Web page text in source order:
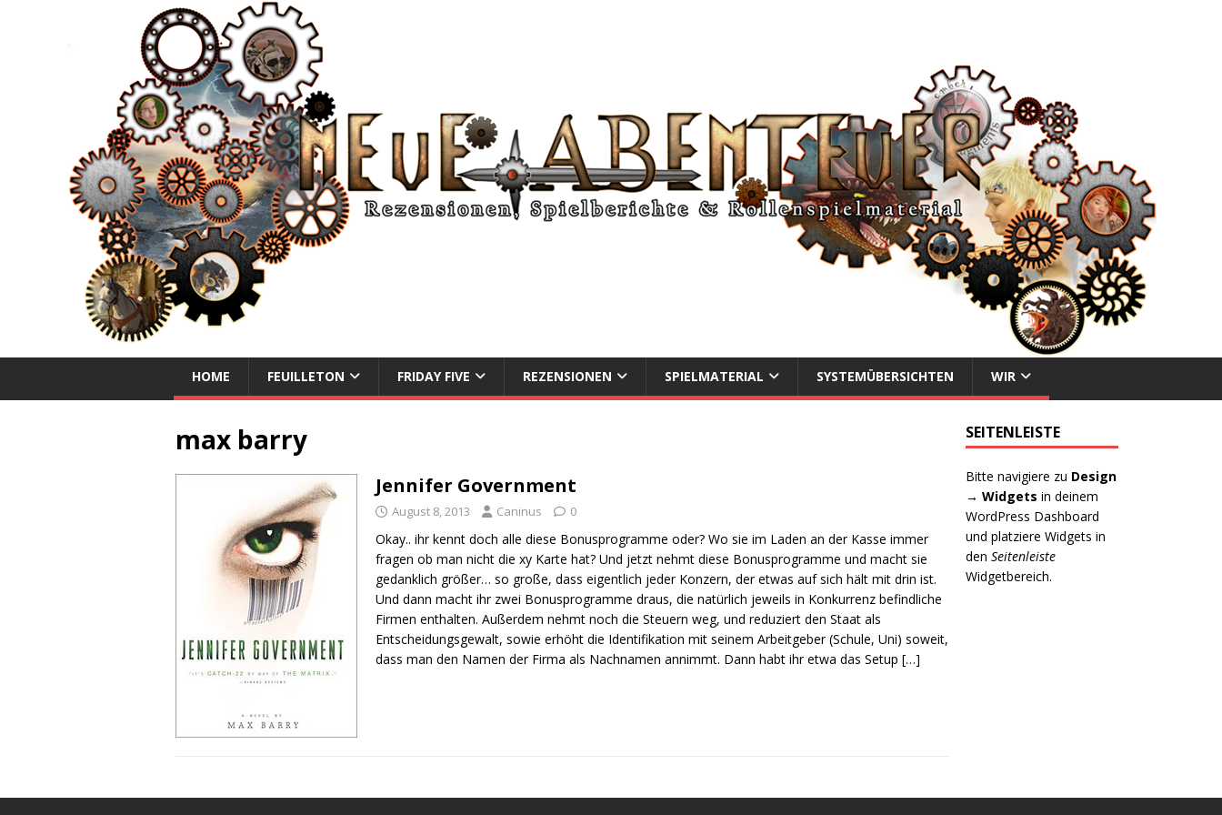
NEUE ABENTEUER
HOME FEUILLETON FRIDAY FIVE REZENSIONEN SPIELMATERIAL SYSTEMÜBERSICHTEN WIR
max barry
Jennifer Government
August 8, 2013 Caninus 0
Okay.. ihr kennt doch alle diese Bonusprogramme oder? Wo sie im Laden an der Kasse immer
fragen ob man nicht die xy Karte hat? Und jetzt nehmt diese Bonusprogramme und macht sie
gedanklich größer… so große, dass eigentlich jeder Konzern, der etwas auf sich hält mit drin ist.
Und dann macht ihr zwei Bonusprogramme draus, die natürlich jeweils in Konkurrenz befindliche
Firmen enthalten. Außerdem nehmt noch die Steuern weg, und reduziert den Staat als
Entscheidungsgewalt, sowie erhöht die Identifikation mit seinem Arbeitgeber (Schule, Uni) soweit,
dass man den Namen der Firma als Nachnamen annimmt. Dann habt ihr etwa das Setup[…]
SEITENLEISTE
Bitte navigiere zu Design
→ Widgets in deinem
WordPress Dashboard
und platziere Widgets in
denSeitenleiste
Widgetbereich.